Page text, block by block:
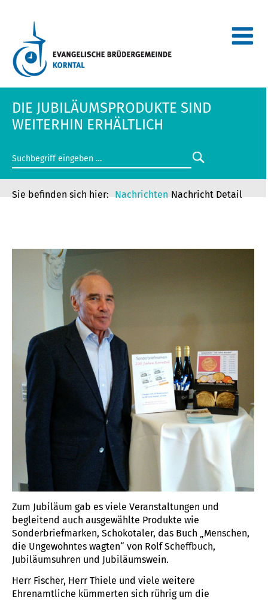
DIE JUBILÄUMSPRODUKTE SIND
WEITERHIN ERHÄLTLICH
Nachrichten Nachricht Detail
Zum Jubiläum gab es viele Veranstaltungen und
begleitend auch ausgewählte Produkte wie
Sonderbriefmarken, Schokotaler, das Buch „Menschen,
die Ungewohntes wagten“ von Rolf Scheffbuch,
Jubiläumsuhren und Jubiläumswein.
Herr Fischer, Herr Thiele und viele weitere
Ehrenamtliche kümmerten sich rührig um die